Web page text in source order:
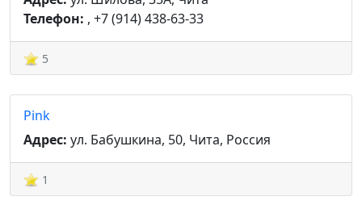
Телефон: , +7 (914) 438-63-33
5
Pink
Адрес: ул. Бабушкина, 50, Чита, Россия
1